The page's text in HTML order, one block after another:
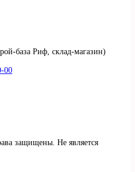
база Риф, склад-магазин)
00
защищены. Не является